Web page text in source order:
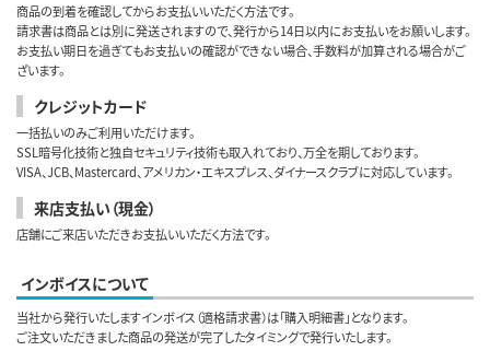
商品の到着を確認してからお支払いいただく方法です。
請求書は商品とは別に発送されますので、発行から14日以内にお支払いをお願いします。
お支払い期日を過ぎてもお支払いの確認ができない場合、手数料が加算される場合がご
ざいます。
クレジットカード
一括払いのみご利用いただけます。
SSL暗号化技術と独自セキュリティ技術も取入れており、万全を期しております。
VISA、JCB、Mastercard、アメリカン・エキスプレス、ダイナースクラブに対応しています。
来店支払い（現金）
店舗にご来店いただきお支払いいただく方法です。
インボイスについて
当社から発行いたしますインボイス（適格請求書）は「購入明細書」となります。
ご注文いただきました商品の発送が完了したタイミングで発行いたします。